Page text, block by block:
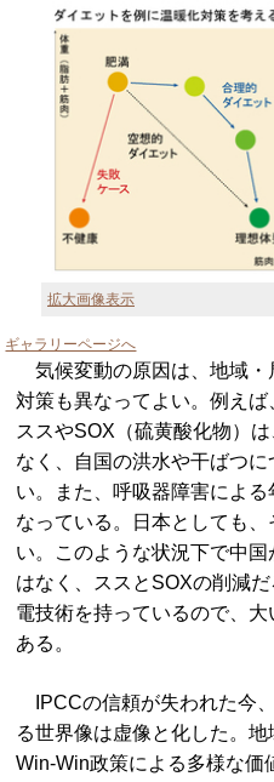
拡大画像表示
ギャラリーページへ
気候変動の原因は、地域・
対策も異なってよい。例え
ススやSOX（硫黄酸化物）
なく、自国の洪水や干ばつ
い。また、呼吸器障害によ
なっている。日本としても
い。このような状況下で中
はなく、ススとSOXの削減
電技術を持っているので、
ある。
IPCCの信頼が失われた今
る世界像は虚像と化した。地
Win-Win政策による多様な価